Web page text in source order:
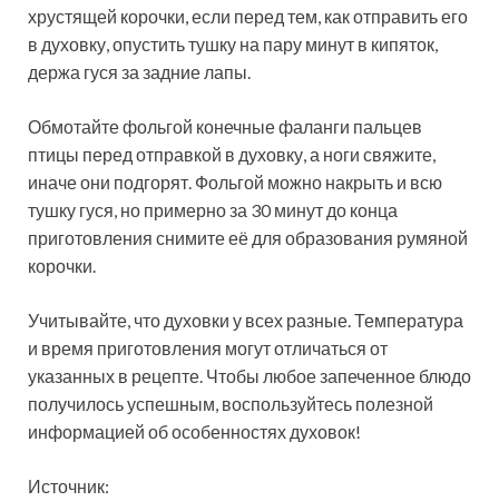
хрустящей корочки, если перед тем, как отправить его
в духовку, опустить тушку на пару минут в кипяток,
держа гуся за задние лапы.
Обмотайте фольгой конечные фаланги пальцев
птицы перед отправкой в духовку, а ноги свяжите,
иначе они подгорят. Фольгой можно накрыть и всю
тушку гуся, но примерно за 30 минут до конца
приготовления снимите её для образования румяной
корочки.
Учитывайте, что духовки у всех разные. Температура
и время приготовления могут отличаться от
указанных в рецепте. Чтобы любое запеченное блюдо
получилось успешным, воспользуйтесь полезной
информацией об особенностях духовок!
Источник: